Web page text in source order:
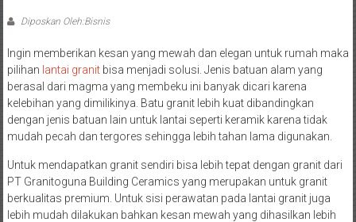
Diposkan Oleh:Bisnis
Ingin memberikan kesan yang mewah dan elegan untuk rumah maka
pilihan lantai granitbisa menjadi solusi. Jenis batuan alam yang
berasal dari magma yang membeku ini banyak dicari karena
kelebihan yang dimilikinya. Batu granit lebih kuat dibandingkan
dengan jenis batuan lain untuk lantai seperti keramik karena tidak
mudah pecah dan tergores sehingga lebih tahan lama digunakan.
Untuk mendapatkan granit sendiri bisa lebih tepat dengan granit dari
PT Granitoguna Building Ceramics yang merupakan untuk granit
berkualitas premium. Untuk sisi perawatan pada lantai granit juga
lebih mudah dilakukan bahkan kesan mewah yang dihasilkan lebih